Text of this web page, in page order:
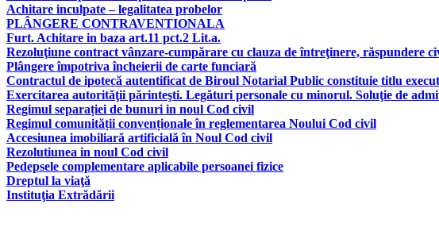
Achitare inculpate – legalitatea probelor
PLÂNGERE CONTRAVENTIONALA
Furt. Achitare in baza art.11 pct.2 Lit.a.
Rezoluţiune contract vânzare-cumpărare cu clauza de întreţinere,
Plângere împotriva încheierii de carte funciară
Contractul de ipotecă autentificat de Biroul Notarial Public constituie titlu
Exercitarea autorităţii părinteşti. Legături personale cu minorul. Soluţie de
Regimul separației de bunuri in noul Cod civil
Regimul comunității convenționale în reglementarea Noului Cod civil
Accesiunea imobiliară artificială în Noul Cod civil
Rezolutiunea in noul Cod civil
Pedepsele complementare aplicabile persoanei fizice
Dreptul la viaţă
Instituţia Extrădării